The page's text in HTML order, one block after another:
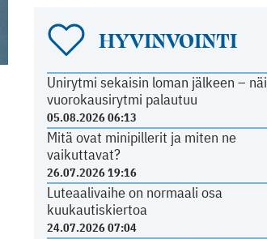
HYVINVOINTI
Unirytmi sekaisin loman jälkeen –
vuorokausirytmi palautuu
05.08.2026 06:13
Mitä ovat minipillerit ja miten ne
vaikuttavat?
26.07.2026 19:16
Luteaalivaihe on normaali osa
kuukautiskiertoa
24.07.2026 07:04